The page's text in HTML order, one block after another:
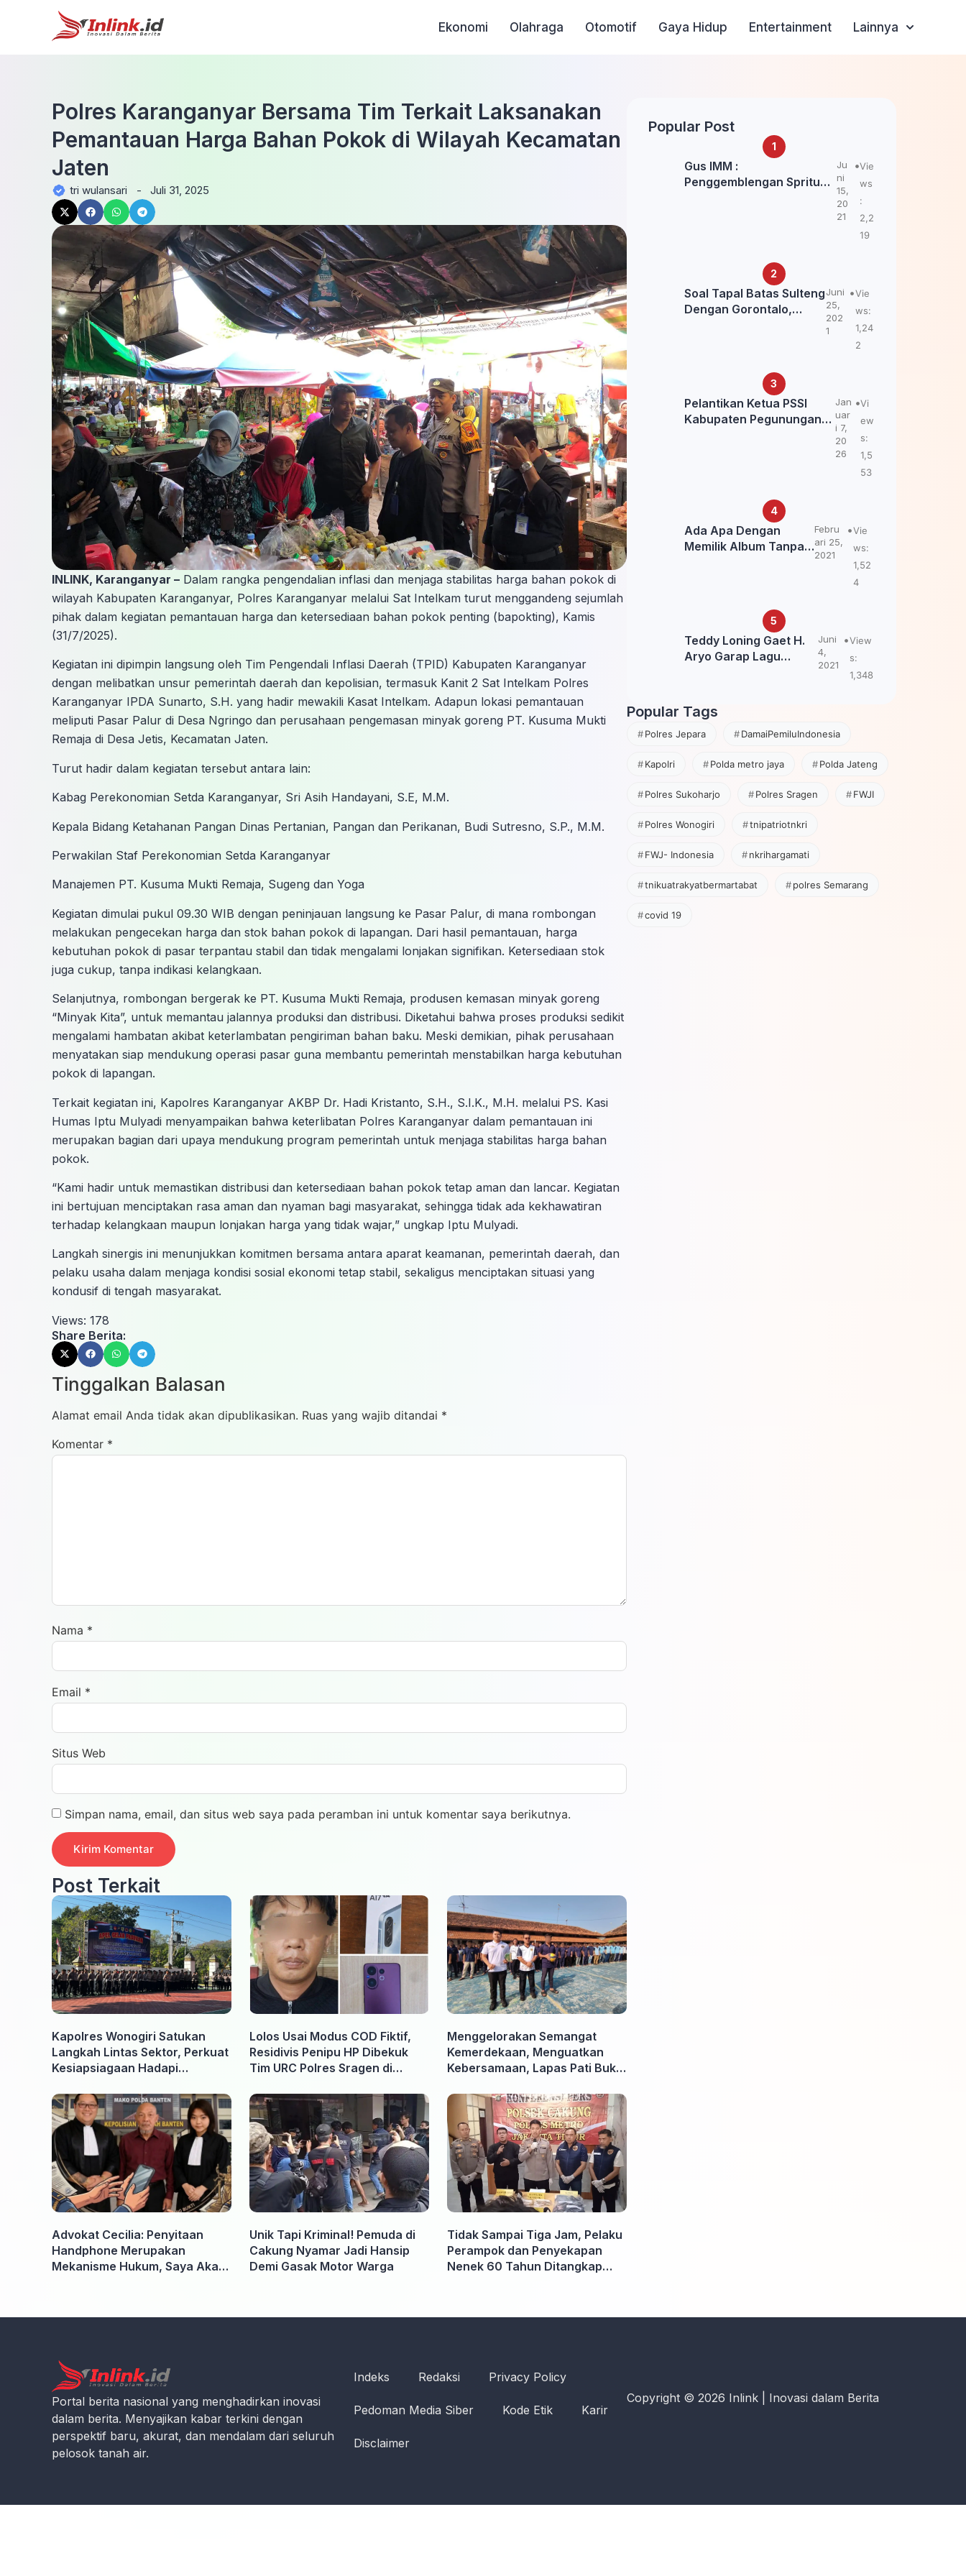
Ekonomi Olahraga Otomotif Gaya Hidup Entertainment Lainnya
Polres Karanganyar Bersama Tim Terkait Laksanakan
Pemantauan Harga Bahan Pokok di Wilayah Kecamatan
Jaten
tri wulansari - Juli 31, 2025
INLINK, Karanganyar – Dalam rangka pengendalian inflasi dan menjaga stabilitas harga bahan pokok di
wilayah Kabupaten Karanganyar, Polres Karanganyar melalui Sat Intelkam turut menggandeng sejumlah
pihak dalam kegiatan pemantauan harga dan ketersediaan bahan pokok penting (bapokting), Kamis
(31/7/2025).
Kegiatan ini dipimpin langsung oleh Tim Pengendali Inflasi Daerah (TPID) Kabupaten Karanganyar
dengan melibatkan unsur pemerintah daerah dan kepolisian, termasuk Kanit 2 Sat Intelkam Polres
Karanganyar IPDA Sunarto, S.H. yang hadir mewakili Kasat Intelkam. Adapun lokasi pemantauan
meliputi Pasar Palur di Desa Ngringo dan perusahaan pengemasan minyak goreng PT. Kusuma Mukti
Remaja di Desa Jetis, Kecamatan Jaten.
Turut hadir dalam kegiatan tersebut antara lain:
Kabag Perekonomian Setda Karanganyar, Sri Asih Handayani, S.E, M.M.
Kepala Bidang Ketahanan Pangan Dinas Pertanian, Pangan dan Perikanan, Budi Sutresno, S.P., M.M.
Perwakilan Staf Perekonomian Setda Karanganyar
Manajemen PT. Kusuma Mukti Remaja, Sugeng dan Yoga
Kegiatan dimulai pukul 09.30 WIB dengan peninjauan langsung ke Pasar Palur, di mana rombongan
melakukan pengecekan harga dan stok bahan pokok di lapangan. Dari hasil pemantauan, harga
kebutuhan pokok di pasar terpantau stabil dan tidak mengalami lonjakan signifikan. Ketersediaan stok
juga cukup, tanpa indikasi kelangkaan.
Selanjutnya, rombongan bergerak ke PT. Kusuma Mukti Remaja, produsen kemasan minyak goreng
“Minyak Kita”, untuk memantau jalannya produksi dan distribusi. Diketahui bahwa proses produksi sedikit
mengalami hambatan akibat keterlambatan pengiriman bahan baku. Meski demikian, pihak perusahaan
menyatakan siap mendukung operasi pasar guna membantu pemerintah menstabilkan harga kebutuhan
pokok di lapangan.
Terkait kegiatan ini, Kapolres Karanganyar AKBP Dr. Hadi Kristanto, S.H., S.I.K., M.H. melalui PS. Kasi
Humas Iptu Mulyadi menyampaikan bahwa keterlibatan Polres Karanganyar dalam pemantauan ini
merupakan bagian dari upaya mendukung program pemerintah untuk menjaga stabilitas harga bahan
pokok.
“Kami hadir untuk memastikan distribusi dan ketersediaan bahan pokok tetap aman dan lancar. Kegiatan
ini bertujuan menciptakan rasa aman dan nyaman bagi masyarakat, sehingga tidak ada kekhawatiran
terhadap kelangkaan maupun lonjakan harga yang tidak wajar,” ungkap Iptu Mulyadi.
Langkah sinergis ini menunjukkan komitmen bersama antara aparat keamanan, pemerintah daerah, dan
pelaku usaha dalam menjaga kondisi sosial ekonomi tetap stabil, sekaligus menciptakan situasi yang
kondusif di tengah masyarakat.
Views: 178
Share Berita:
Tinggalkan Balasan
Alamat email Anda tidak akan dipublikasikan. Ruas yang wajib ditandai *
Komentar *
Nama *
Email *
Situs Web
Simpan nama, email, dan situs web saya pada peramban ini untuk komentar saya berikutnya.
Post Terkait
Kapolres Wonogiri Satukan
Langkah Lintas Sektor, Perkuat
Kesiapsiagaan Hadapi
Lolos Usai Modus COD Fiktif,
Residivis Penipu HP Dibekuk
Tim URC Polres Sragen di
Menggelorakan Semangat
Kemerdekaan, Menguatkan
Kebersamaan, Lapas Pati Buka
Warga Binaan Antusias Ikuti
Berbagai Perlombaan
Advokat Cecilia: Penyitaan
Handphone Merupakan
Mekanisme Hukum, Saya Akan
Unik Tapi Kriminal! Pemuda di
Cakung Nyamar Jadi Hansip
Demi Gasak Motor Warga
Tidak Sampai Tiga Jam, Pelaku
Perampok dan Penyekapan
Nenek 60 Tahun Ditangkap
Popular Post
Gus IMM :
Penggemblengan Spritual
Ju
ni
15,
20
21
Vie
ws
:
2,2
19
Soal Tapal Batas Sulteng
Dengan Gorontalo,
Juni
25,
202
1
Vie
ws:
1,24
2
Pelantikan Ketua PSSI
Kabupaten Pegunungan
Jan
uar
i 7,
20
26
Vi
ew
s:
1,5
53
Ada Apa Dengan
Memilik Album Tanpa
Febru
ari 25,
2021
Vie
ws:
1,52
4
Teddy Loning Gaet H.
Aryo Garap Lagu
Juni
4,
2021
View
s:
1,348
Popular Tags
Polres Jepara DamaiPemiluIndonesia
Kapolri Polda metro jaya Polda Jateng
Polres Sukoharjo Polres Sragen FWJI
Polres Wonogiri tnipatriotnkri
FWJ- Indonesia nkrihargamati
tnikuatrakyatbermartabat polres Semarang
covid 19
Portal berita nasional yang menghadirkan inovasi
dalam berita. Menyajikan kabar terkini dengan
perspektif baru, akurat, dan mendalam dari seluruh
pelosok tanah air.
Indeks Redaksi Privacy Policy
Pedoman Media Siber Kode Etik Karir
Disclaimer
Copyright © 2026 Inlink | Inovasi dalam Berita